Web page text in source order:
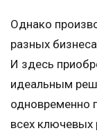
Однако
разных
И здесь
идеальным
одновременно
всех